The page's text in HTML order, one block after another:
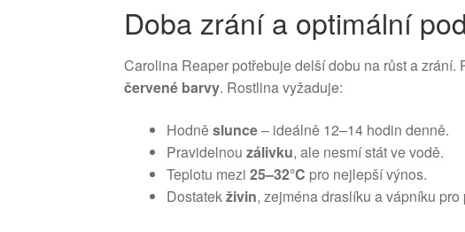
Doba zrání a optimální
Carolina Reaper potřebuje delší dobu na růst a
červené barvy. Rostlina vyžaduje:
Hodněslunce– ideálně 12–14 hodin denně.
Pravidelnouzálivku, ale nesmí stát ve vodě.
Teplotu mezi25–32°C pro nejlepší výnos.
Dostatekživin, zejména draslíku a vápníku pro